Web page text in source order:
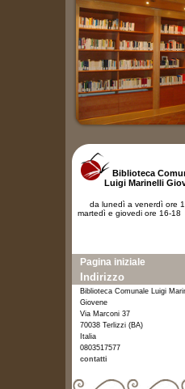
Biblioteca
Luigi Marinelli
da lunedì a venerdì ore
martedì e giovedi ore 16-18
Pagina iniziale
Indirizzo
Biblioteca Comunale Luigi
Giovene
Via Marconi 37
70038 Terlizzi (BA)
Italia
0803517577
contatti